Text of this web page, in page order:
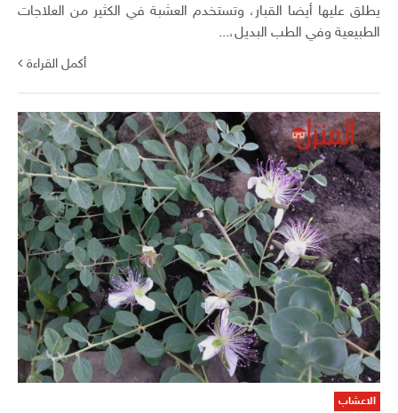
يطلق عليها أيضا القبار، وتستخدم العشبة في الكثير من العلاجات
الطبيعية وفي الطب البديل،...
أكمل القراءة
الاعشاب